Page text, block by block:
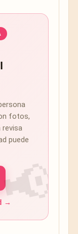
fotos,
revisa
puede
→